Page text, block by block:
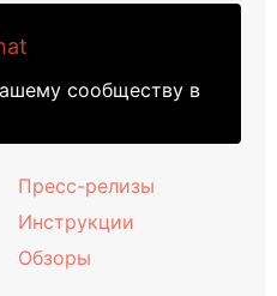
сообществу в
Пресс-релизы
Инструкции
Обзоры